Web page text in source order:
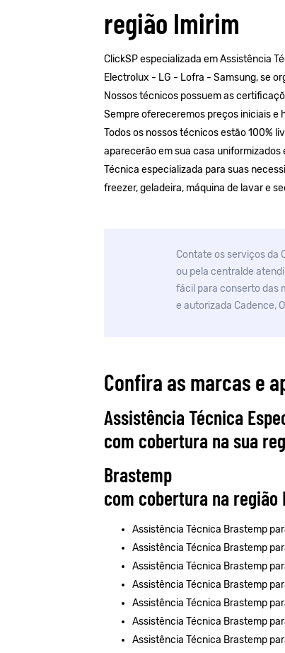
região Imirim
ClickSP especializada em Assistência
Electrolux - LG - Lofra - Samsung, se
Nossos técnicos possuem as
Sempre ofereceremos preços iniciais e
Todos os nossos técnicos estão 100%
aparecerão em sua casa
Técnica especializada para suas
freezer, geladeira, máquina de lavar e
Contate os serviços da
ou pela centralde
fácil para conserto das
e autorizada Cadence,
Confira as marcas e
Assistência Técnica
com cobertura na sua
Brastemp
com cobertura na região
Assistência Técnica Brastemp
Assistência Técnica Brastemp
Assistência Técnica Brastemp
Assistência Técnica Brastemp
Assistência Técnica Brastemp
Assistência Técnica Brastemp
Assistência Técnica Brastemp